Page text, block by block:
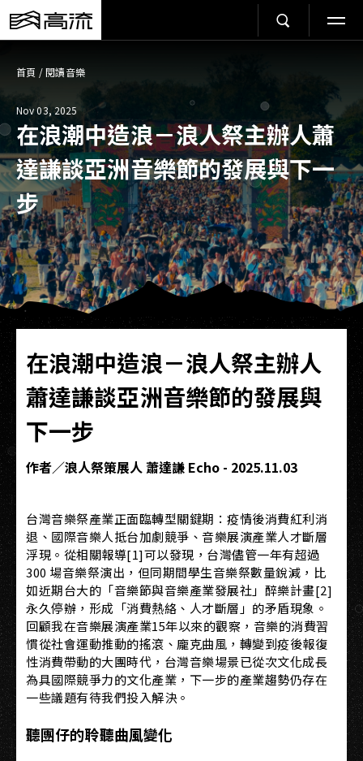
首頁 /閱讀音樂
Nov 03, 2025
在浪潮中造浪－浪人祭主辦人蕭
達謙談亞洲音樂節的發展與下一
步
在浪潮中造浪－浪人祭主辦人
蕭達謙談亞洲音樂節的發展與
下一步
作者／浪人祭策展人 蕭達謙 Echo - 2025.11.03
台灣音樂祭產業正面臨轉型關鍵期：疫情後消費紅利消
退、國際音樂人抵台加劇競爭、音樂展演產業人才斷層
浮現。從相關報導[1]可以發現，台灣儘管一年有超過
300 場音樂祭演出，但同期間學生音樂祭數量銳減，比
如近期台大的「音樂節與音樂產業發展社」醉樂計畫[2]
永久停辦，形成「消費熱絡、人才斷層」的矛盾現象。
回顧我在音樂展演產業15年以來的觀察，音樂的消費習
慣從社會運動推動的搖滾、龐克曲風，轉變到疫後報復
性消費帶動的大團時代，台灣音樂場景已從次文化成長
為具國際競爭力的文化產業，下一步的產業趨勢仍存在
一些議題有待我們投入解決。
聽團仔的聆聽曲風變化